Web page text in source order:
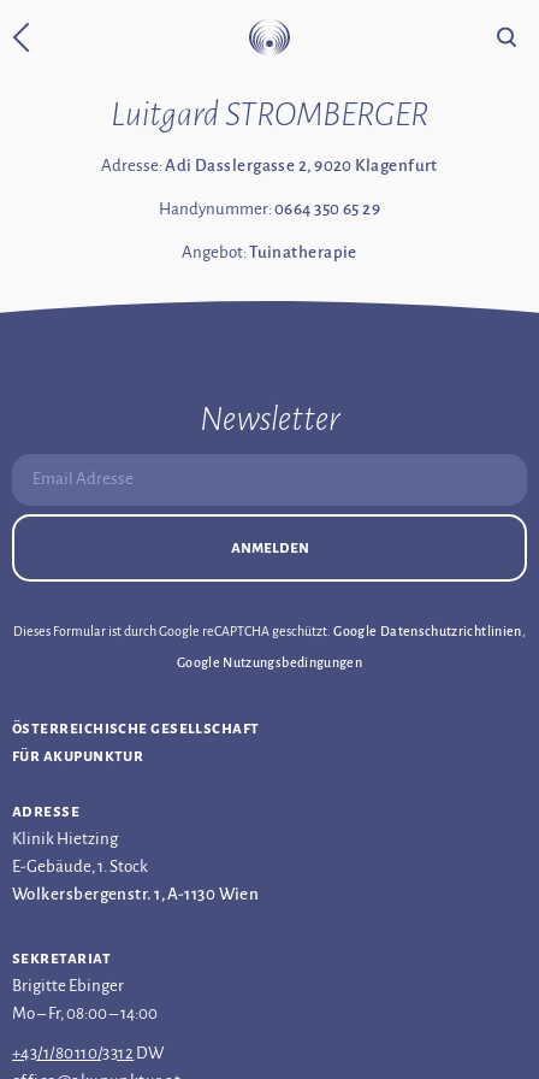
Zurück zur Startseite Suche
Luitgard STROMBERGER
Adresse:Adi Dasslergasse 2, 9020 Klagenfurt
Handynummer:0664 350 65 29
Angebot:Tuinatherapie
Newsletter
Email Adresse:
anmelden
Dieses Formular ist durch Google reCAPTCHA geschützt.Google Datenschutzrichtlinien
Google Nutzungsbedingungen
österreichische gesellschaft
für akupunktur
adresse
Klinik Hietzing
E-Gebäude, 1. Stock
Wolkersbergenstr. 1, A-1130 Wien
sekretariat
Brigitte Ebinger
Mo – Fr, 08:00 – 14:00
+43/1/80110/3312 DW